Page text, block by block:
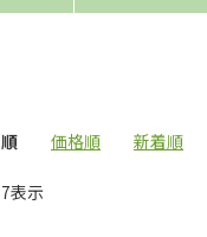
価格順 新着順
表示